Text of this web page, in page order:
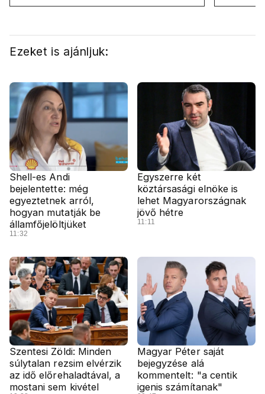
Magyar
Ezeket is ajánljuk:
Shell-es Andi
bejelentette: még
egyeztetnek arról,
hogyan mutatják be
államfőjelöltjüket
11:32
Egyszerre két
köztársasági elnöke is
lehet Magyarországnak
jövő hétre
11:11
Szentesi Zöldi: Minden
súlytalan rezsim elvérzik
az idő előrehaladtával, a
mostani sem kivétel
Magyar Péter saját
bejegyzése alá
kommentelt: "a centik
igenis számítanak"